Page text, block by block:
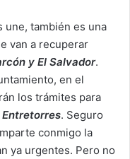
une, también es una
van a recuperar
y El Salvador.
en el
los trámites para
. Seguro
conmigo la
ya urgentes. Pero no